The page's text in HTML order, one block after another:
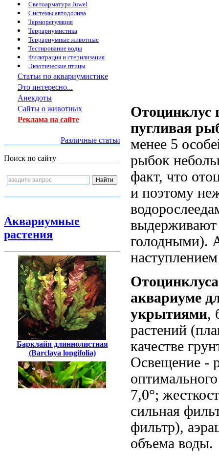
Светоарматура Juwel
Системы автодолива
Терморегуляция
Террариумистика
Террариумные животные
Тестирование воды
Фильтрация и стерилизация
Экзотические птицы
Статьи по аквариумистике
Это интересно...
Анекдоты
Сайты о животных
Реклама на сайте
Различные статьи
Поиск по сайту
Аквариумные
растения
Барклайя длиннолистная
(Barclaya longifolia)
Отоцинклус
пугливая
менее 5
рыбок
факт, что
и поэтому
выдерживают
голодными).
аквариуме
укрытиями,
растений
качестве
Освещение -
7,0°;
сильная
фильтр),
объема воды.